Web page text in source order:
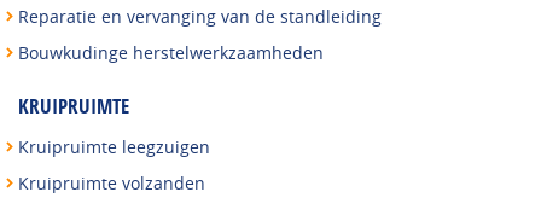
Reparatie en vervanging van de standleiding
Bouwkudinge herstelwerkzaamheden
KRUIPRUIMTE
Kruipruimte leegzuigen
Kruipruimte volzanden